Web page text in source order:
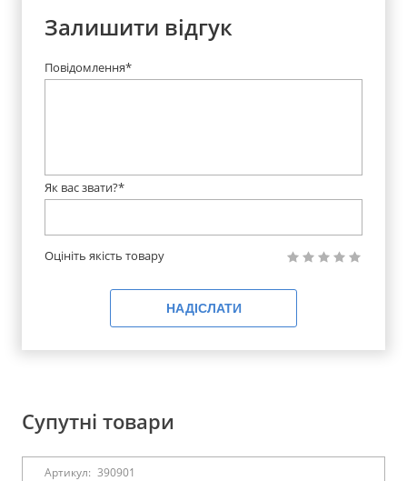
Залишити відгук
Повідомлення*
Як вас звати?*
Оцініть якість товару
НАДІСЛАТИ
Супутні товари
Артикул: 390901